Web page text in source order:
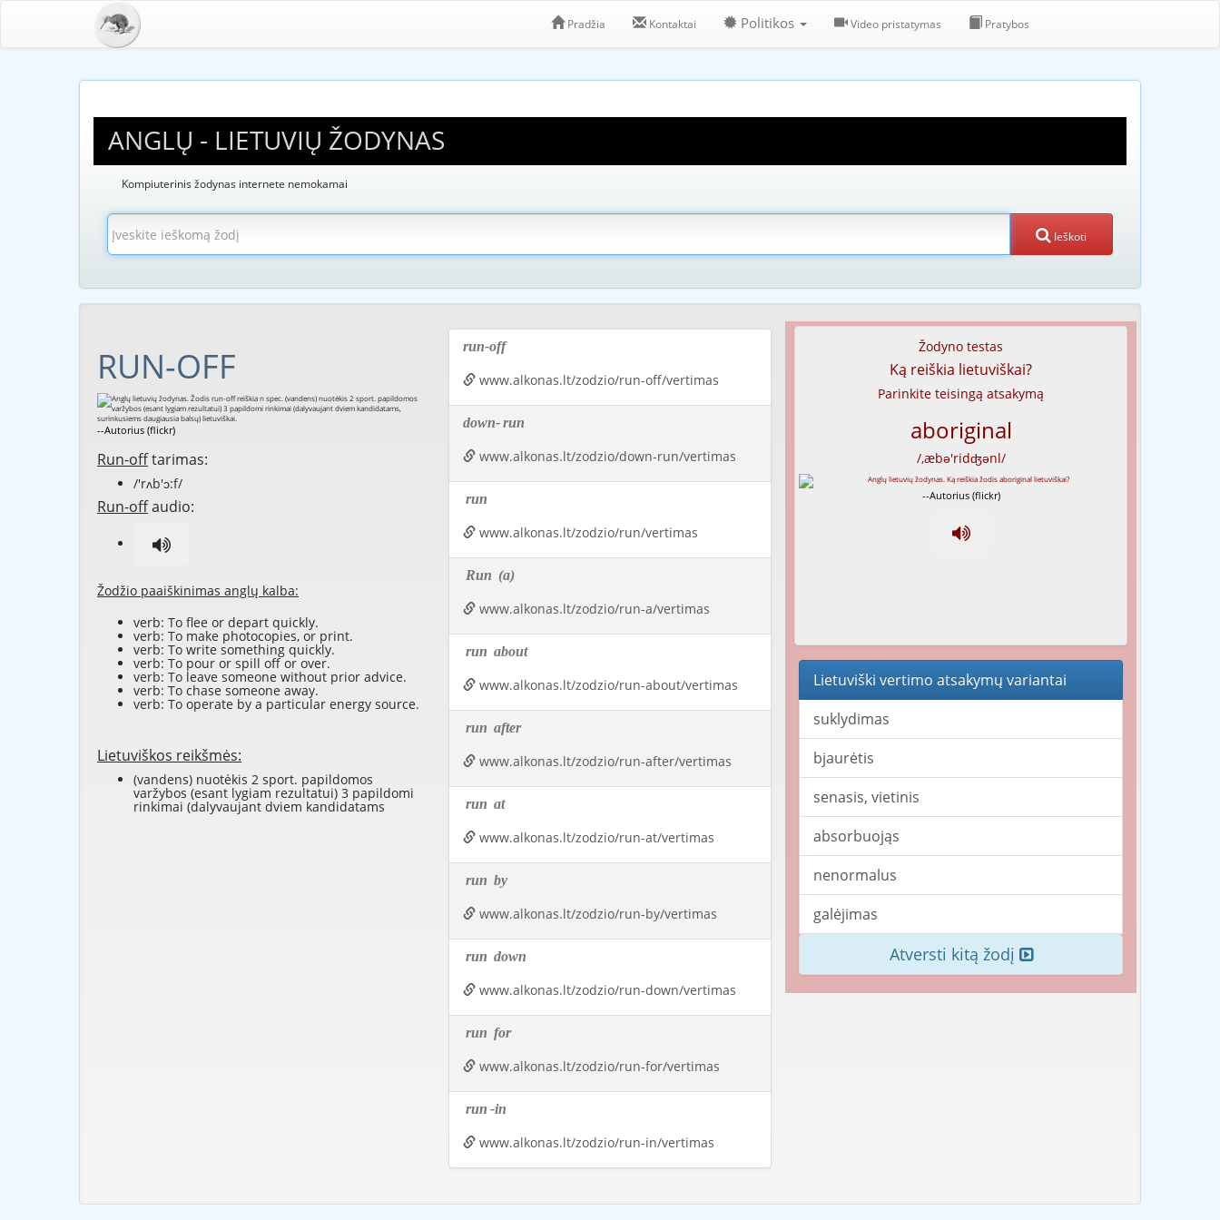
Pradžia Kontaktai Politikos Video pristatymas Pratybos
ANGLŲ - LIETUVIŲ ŽODYNAS
Kompiuterinis žodynas internete nemokamai
Ieškoti
RUN-OFF
--Autorius (flickr)
Run-offtarimas:
/'rʌb'ɔ:f/
Run-offaudio:
Žodžio paaiškinimas anglų kalba:
verb: To flee or depart quickly.
verb: To make photocopies, or print.
verb: To write something quickly.
verb: To pour or spill off or over.
verb: To leave someone without prior advice.
verb: To chase someone away.
verb: To operate by a particular energy source.
Lietuviškos reikšmės:
(vandens) nuotėkis 2 sport. papildomos
varžybos (esant lygiam rezultatui) 3 papildomi
rinkimai (dalyvaujant dviem kandidatams
run-off
www.alkonas.lt/zodzio/run-off/vertimas
down-run
www.alkonas.lt/zodzio/down-run/vertimas
run
www.alkonas.lt/zodzio/run/vertimas
Run (a)
www.alkonas.lt/zodzio/run-a/vertimas
run about
www.alkonas.lt/zodzio/run-about/vertimas
run after
www.alkonas.lt/zodzio/run-after/vertimas
run at
www.alkonas.lt/zodzio/run-at/vertimas
run by
www.alkonas.lt/zodzio/run-by/vertimas
run down
www.alkonas.lt/zodzio/run-down/vertimas
run for
www.alkonas.lt/zodzio/run-for/vertimas
run -in
www.alkonas.lt/zodzio/run-in/vertimas
Žodyno testas
Ką reiškia lietuviškai?
Parinkite teisingą atsakymą
aboriginal
/,æbə'ridʤənl/
--Autorius (flickr)
Lietuviški vertimo atsakymų variantai
suklydimas
bjaurėtis
senasis, vietinis
absorbuojąs
nenormalus
galėjimas
Atversti kitą žodį